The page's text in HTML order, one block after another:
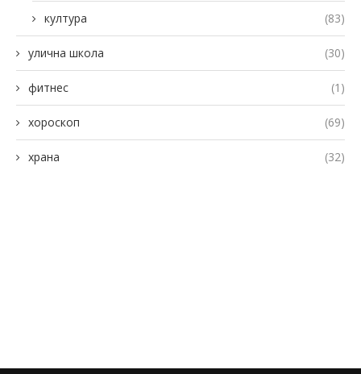
култура (83)
улична школа (30)
фитнес (1)
хороскоп (69)
храна (32)